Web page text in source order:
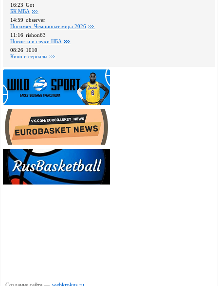
16:23 Got
БК МБА
14:59 observer
Ногомяч: Чемпионат мира 2026
11:16 rishon63
Новости и слухи НБА
08:26 1010
Кино и сериалы